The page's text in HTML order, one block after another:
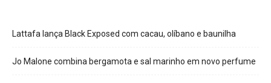
Lattafa lança Black Exposed com cacau, olíbano e baunilha
Jo Malone combina bergamota e sal marinho em novo perfume